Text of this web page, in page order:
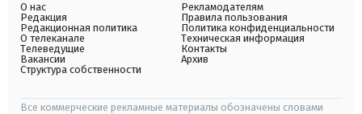
О нас
Редакция
Редакционная политика
О телеканале
Телеведущие
Вакансии
Структура собственности
Рекламодателям
Правила пользования
Политика конфиденциальности
Техническая информация
Контакты
Архив
Все коммерческие рекламные материалы обозначены словами